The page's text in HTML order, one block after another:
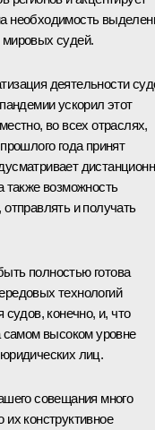
необходимость
судей.
деятельности
ускорил этот
во всех отраслях,
года принят
также возможность
и получать
полностью готова
технологий
судов, конечно, и, что
самом высоком уровне
лиц.
совещания много
конструктивное